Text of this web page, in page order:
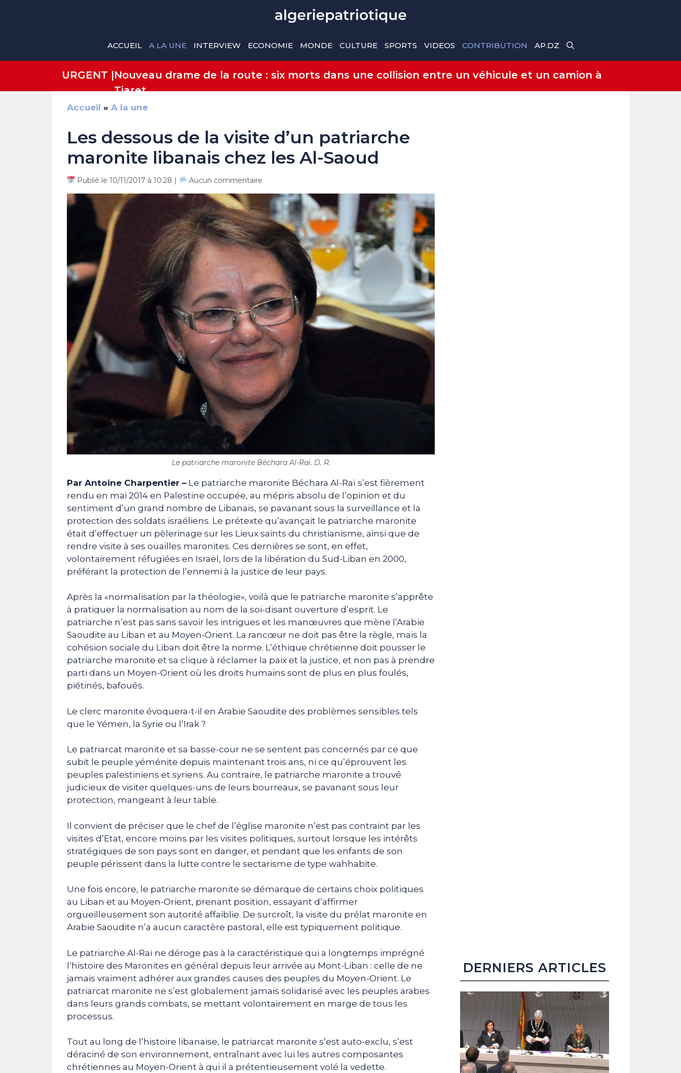
ACCUEIL A LA UNE INTERVIEW ECONOMIE MONDE CULTURE SPORTS VIDEOS CONTRIBUTION AP.DZ
URGENT |Nouveau drame de la route : six morts dans une collision entre un véhicule et un camion à
Tiaret
Accueil » A la une
Les dessous de la visite d’un patriarche
maronite libanais chez les Al-Saoud
Publié le 10/11/2017 à 10:28 | Aucun commentaire
Le patriarche maronite Béchara Al-Raï. D. R.
Par Antoine Charpentier – Le patriarche maronite Béchara Al-Raï s’est fièrement
rendu en mai 2014 en Palestine occupée, au mépris absolu de l’opinion et du
sentiment d’un grand nombre de Libanais, se pavanant sous la surveillance et la
protection des soldats israéliens. Le prétexte qu’avançait le patriarche maronite
était d’effectuer un pèlerinage sur les Lieux saints du christianisme, ainsi que de
rendre visite à ses ouailles maronites. Ces dernières se sont, en effet,
volontairement réfugiées en Israël, lors de la libération du Sud-Liban en 2000,
préférant la protection de l’ennemi à la justice de leur pays.
Après la «normalisation par la théologie», voilà que le patriarche maronite s’apprête
à pratiquer la normalisation au nom de la soi-disant ouverture d’esprit. Le
patriarche n’est pas sans savoir les intrigues et les manœuvres que mène l’Arabie
Saoudite au Liban et au Moyen-Orient. La rancœur ne doit pas être la règle, mais la
cohésion sociale du Liban doit être la norme. L’éthique chrétienne doit pousser le
patriarche maronite et sa clique à réclamer la paix et la justice, et non pas à prendre
parti dans un Moyen-Orient où les droits humains sont de plus en plus foulés,
piétinés, bafoués.
Le clerc maronite évoquera-t-il en Arabie Saoudite des problèmes sensibles tels
que le Yémen, la Syrie ou l’Irak ?
Le patriarcat maronite et sa basse-cour ne se sentent pas concernés par ce que
subit le peuple yéménite depuis maintenant trois ans, ni ce qu’éprouvent les
peuples palestiniens et syriens. Au contraire, le patriarche maronite a trouvé
judicieux de visiter quelques-uns de leurs bourreaux, se pavanant sous leur
protection, mangeant à leur table.
Il convient de préciser que le chef de l’église maronite n’est pas contraint par les
visites d’Etat, encore moins par les visites politiques, surtout lorsque les intérêts
stratégiques de son pays sont en danger, et pendant que les enfants de son
peuple périssent dans la lutte contre le sectarisme de type wahhabite.
Une fois encore, le patriarche maronite se démarque de certains choix politiques
au Liban et au Moyen-Orient, prenant position, essayant d’affirmer
orgueilleusement son autorité affaiblie. De surcroît, la visite du prélat maronite en
Arabie Saoudite n’a aucun caractère pastoral, elle est typiquement politique.
Le patriarche Al-Raï ne déroge pas à la caractéristique qui a longtemps imprégné
l’histoire des Maronites en général depuis leur arrivée au Mont-Liban : celle de ne
jamais vraiment adhérer aux grandes causes des peuples du Moyen-Orient. Le
patriarcat maronite ne s’est globalement jamais solidarisé avec les peuples arabes
dans leurs grands combats, se mettant volontairement en marge de tous les
processus.
Tout au long de l’histoire libanaise, le patriarcat maronite s’est auto-exclu, s’est
déraciné de son environnement, entraînant avec lui les autres composantes
chrétiennes au Moyen-Orient à qui il a prétentieusement volé la vedette.
DERNIERS ARTICLES